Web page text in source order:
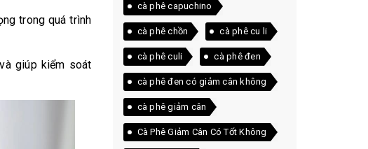
trong quá trình
giúp kiểm soát
cà phê capuchino
cà phê chồn cà phê cu li
cà phê culi cà phê đen
cà phê đen có giảm cân không
cà phê giảm cân
Cà Phê Giảm Cân Có Tốt Không